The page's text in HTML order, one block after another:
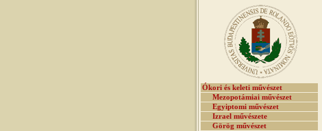
Ókori és keleti művészet
Mezopotámiai művészet
Egyiptomi művészet
Izrael művészete
Görög művészet